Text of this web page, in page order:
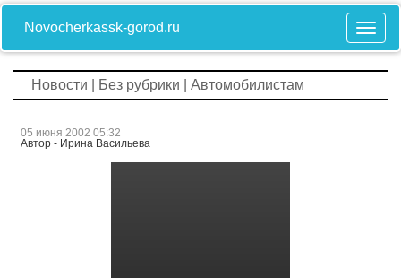
Novocherkassk-gorod.ru
Новости Без рубрики | Автомобилистам
05 июня 2002 05:32
Автор - Ирина Васильева